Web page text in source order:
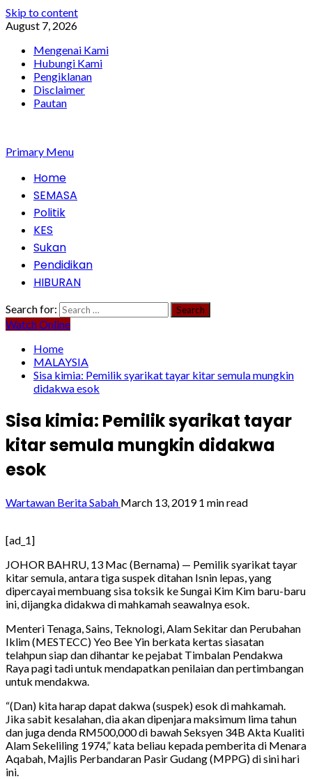
Skip to content
August 7, 2026
Mengenai Kami
Hubungi Kami
Pengiklanan
Disclaimer
Pautan
Primary Menu
Home
SEMASA
Politik
KES
Sukan
Pendidikan
HIBURAN
Search for:
Watch Online
Home
MALAYSIA
Sisa kimia: Pemilik syarikat tayar kitar semula mungkin
didakwa esok
Sisa kimia: Pemilik syarikat tayar
kitar semula mungkin didakwa
esok
Wartawan Berita Sabah March 13, 20191 min read
[ad_1]
JOHOR BAHRU, 13 Mac (Bernama) — Pemilik syarikat tayar
kitar semula, antara tiga suspek ditahan Isnin lepas, yang
dipercayai membuang sisa toksik ke Sungai Kim Kim baru-baru
ini, dijangka didakwa di mahkamah seawalnya esok.
Menteri Tenaga, Sains, Teknologi, Alam Sekitar dan Perubahan
Iklim (MESTECC) Yeo Bee Yin berkata kertas siasatan
telahpun siap dan dihantar ke pejabat Timbalan Pendakwa
Raya pagi tadi untuk mendapatkan penilaian dan pertimbangan
untuk mendakwa.
“(Dan) kita harap dapat dakwa (suspek) esok di mahkamah.
Jika sabit kesalahan, dia akan dipenjara maksimum lima tahun
dan juga denda RM500,000 di bawah Seksyen 34B Akta Kualiti
Alam Sekeliling 1974,” kata beliau kepada pemberita di Menara
Aqabah, Majlis Perbandaran Pasir Gudang (MPPG) di sini hari
ini.